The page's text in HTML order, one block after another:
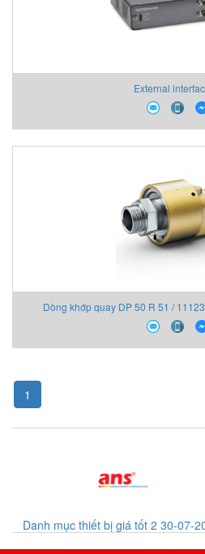
External
Dòng khớp quay DP 50 R 51 /
1
List code thiết